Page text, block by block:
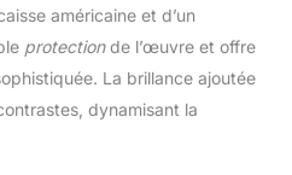
américaine et d’un
protectionde l’œuvre et offre
La brillance ajoutée
dynamisant la